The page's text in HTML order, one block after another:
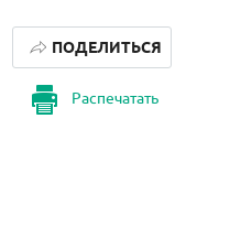
Распечатать
ПОДЕЛИТЬСЯ